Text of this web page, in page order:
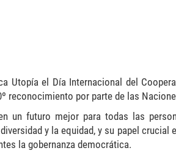
Utopía el Día Internacional del
reconocimiento por parte de las
un futuro mejor para todas las
y la equidad, y su papel
la gobernanza democrática.